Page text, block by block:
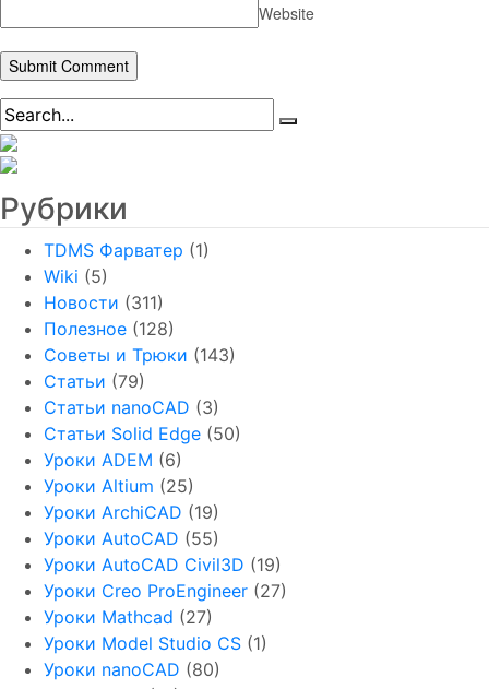
Website
Рубрики
TDMS Фарватер (1)
Wiki (5)
Новости (311)
Полезное (128)
Советы и Трюки (143)
Статьи (79)
Статьи nanoCAD (3)
Статьи Solid Edge (50)
Уроки ADEM (6)
Уроки Altium (25)
Уроки ArchiCAD (19)
Уроки AutoCAD (55)
Уроки AutoCAD Civil3D (19)
Уроки Creo ProEngineer (27)
Уроки Mathcad (27)
Уроки Model Studio CS (1)
Уроки nanoCAD (80)